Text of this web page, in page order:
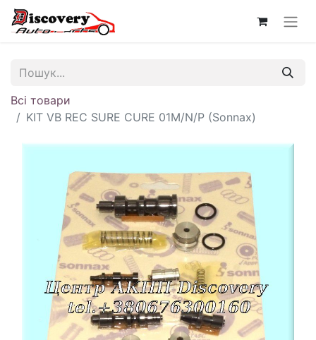
Всі товари
KIT VB REC SURE CURE 01M/N/P (Sonnax)